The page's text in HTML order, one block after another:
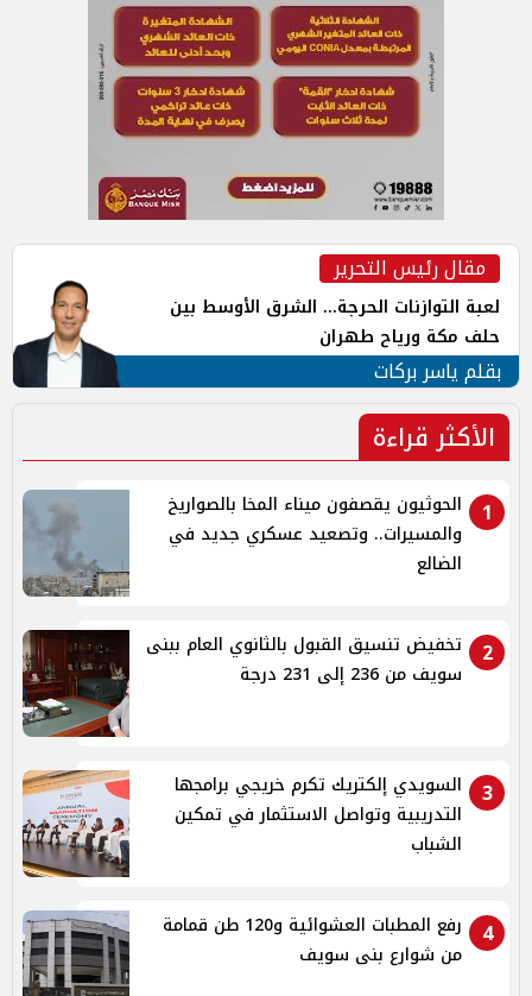
مقال رئيس التحرير
لعبة التوازنات الحرجة... الشرق الأوسط بين
حلف مكة ورياح طهران
بقلم ياسر بركات
الأكثر قراءة
1
الحوثيون يقصفون ميناء المخا بالصواريخ
والمسيرات.. وتصعيد عسكري جديد في
الضالع
2
تخفيض تنسيق القبول بالثانوي العام ببنى
سويف من 236 إلى 231 درجة
3
السويدي إلكتريك تكرم خريجي برامجها
التدريبية وتواصل الاستثمار في تمكين
الشباب
4
رفع المطبات العشوائية و120 طن قمامة
من شوارع بنى سويف